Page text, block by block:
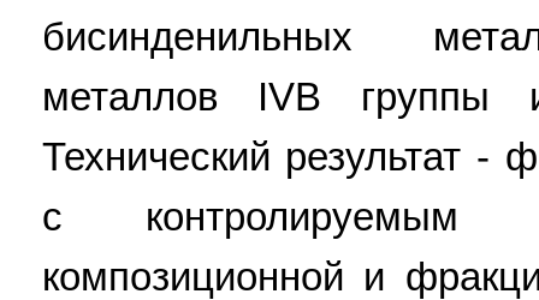
бисинденильных
металлов IVB группы
Технический результат -
с контролируемым
композиционной и